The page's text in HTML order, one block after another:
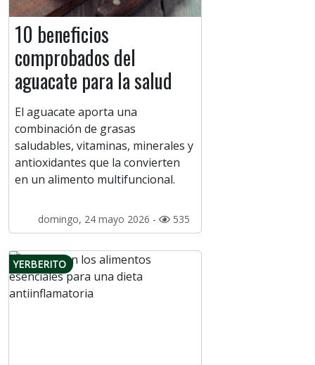
10 beneficios
comprobados del
aguacate para la salud
El aguacate aporta una
combinación de grasas
saludables, vitaminas, minerales y
antioxidantes que la convierten
en un alimento multifuncional.
domingo, 24 mayo 2026 - 535
YERBERITO